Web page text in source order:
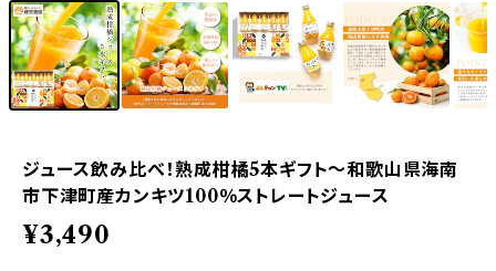
ジュース飲み比べ！熟成柑橘5本ギフト～和歌山県海南
市下津町産カンキツ100％ストレートジュース
¥3,490